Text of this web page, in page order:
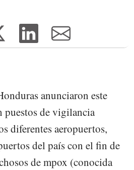
anunciaron este
puestos de vigilancia
diferentes aeropuertos,
del país con el fin de
de mpox (conocida